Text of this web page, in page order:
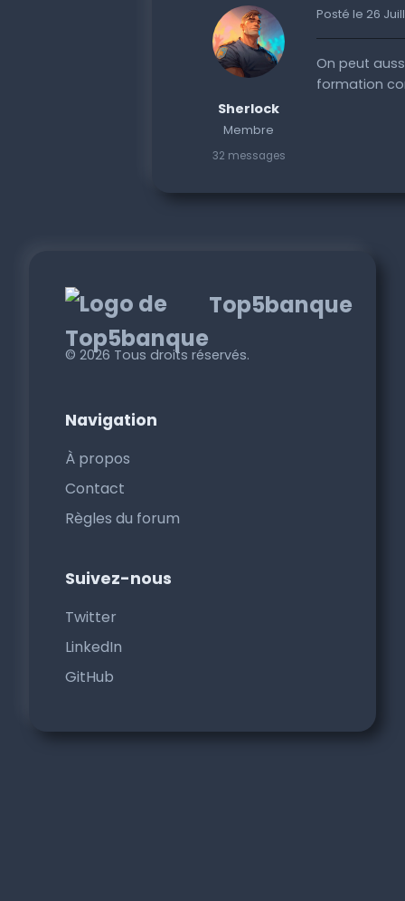
Sherlock
Membre
32 messages
Posté le 26
On peut
formation
Top5banque
© 2026 Tous droits réservés.
Navigation
À propos
Contact
Règles du forum
Suivez-nous
Twitter
LinkedIn
GitHub